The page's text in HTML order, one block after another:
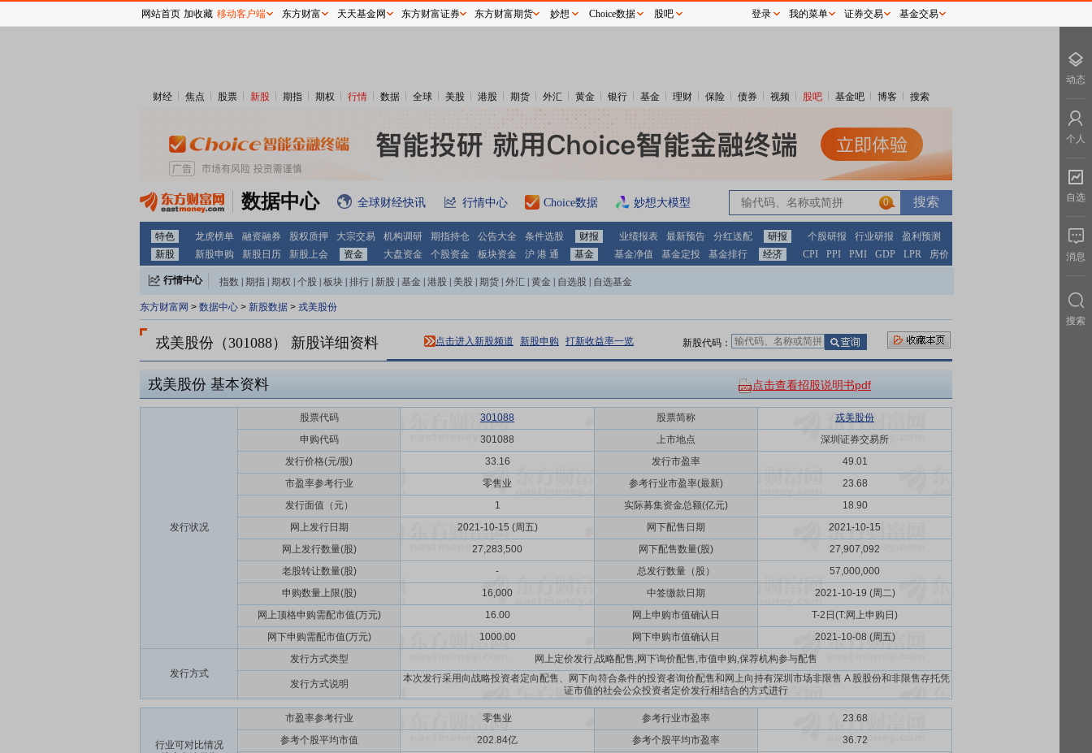
财经 焦点 股票 新股 期指 期权 行情 数据 全球 美股 港股 期货 外汇 黄金 银行 基金 理财 保险 债券 视频 股吧 基金吧 博客 搜索
数据中心 全球财经快讯 行情中心 Choice数据 妙想大模型 0
特色 龙虎榜单 融资融券 股权质押 大宗交易 机构调研 期指持仓 公告大全 条件选股 财报 业绩报表 最新预告 分红送配 研报 个股研报 行业研报
盈利预测
新股
新股申购 新股日历 新股上会 资金 大盘资金 个股资金 板块资金 沪 港 通 基金 基金净值 基金定投 基金排行 经济 CPI PPI PMI GDP LPR 房价
行情中心 指数 期指 期权 个股 板块 排行 新股 基金 港股 美股 期货 外汇 黄金 自选股 自选基金
东方财富网 > 数据中心 > 新股数据 > 戎美股份
戎美股份（301088） 新股详细资料 新股代码：
点击进入新股频道 新股申购 打新收益率一览
戎美股份 基本资料 点击查看招股说明书pdf
发行状况
股票代码 301088 股票简称
戎美股份
申购代码
301088 上市地点
深圳证券交易所
发行价格(元/股)
33.16 发行市盈率
49.01
市盈率参考行业
零售业 参考行业市盈率(最新)
23.68
发行面值（元）
1 实际募集资金总额(亿元)
18.90
网上发行日期
2021-10-15 (周五) 网下配售日期
2021-10-15
网上发行数量(股)
27,283,500 网下配售数量(股)
27,907,092
老股转让数量(股)
- 总发行数量（股）
57,000,000
申购数量上限(股)
16,000 中签缴款日期
2021-10-19 (周二)
网上顶格申购需配市值(万元)
16.00 网上申购市值确认日
T-2日(T:网上申购日)
网下申购需配市值(万元)
1000.00 网下申购市值确认日 2021-10-08 (周五)
发行方式
发行方式类型 网上定价发行,战略配售,网下询价配售,市值申购,保荐机构参与配售
发行方式说明
本次发行采用向战略投资者定向配售、网下向符合条件的投资者询价配售和网上向持有深圳市场非限售 A 股股份和非限售存托凭
证市值的社会公众投资者定价发行相结合的方式进行
行业可对比情况
市盈率参考行业 零售业 参考行业市盈率
23.68
参考个股平均市值
202.84亿 参考个股平均市盈率
36.72
网站首页 加收藏 移动客户端 东方财富 天天基金网 东方财富证券 东方财富期货 妙想 Choice数据 股吧 登录 我的菜单 证券交易 基金交易
动态
个人
自选
消息
搜索